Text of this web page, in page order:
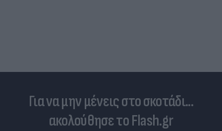
Για να μην μένεις στο σκοτάδι...
ακολούθησε το Flash.gr